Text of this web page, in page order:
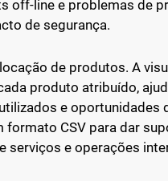
off-line e problemas de
de segurança.
de produtos. A
produto atribuído,
e oportunidades
CSV para dar
serviços e operações